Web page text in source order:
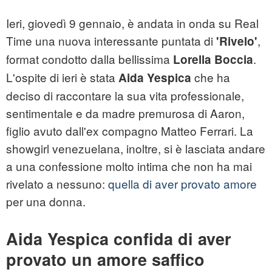
Ieri, giovedì 9 gennaio, è andata in onda su Real
Time una nuova interessante puntata di 'Rivelo',
format condotto dalla bellissima Lorella Boccia.
L'ospite di ieri è stata Aida Yespica che ha
deciso di raccontare la sua vita professionale,
sentimentale e da madre premurosa di Aaron,
figlio avuto dall'ex compagno Matteo Ferrari. La
showgirl venezuelana, inoltre, si è lasciata andare
a una confessione molto intima che non ha mai
rivelato a nessuno: quella di aver provato amore
per una donna.
Aida Yespica confida di aver
provato un amore saffico